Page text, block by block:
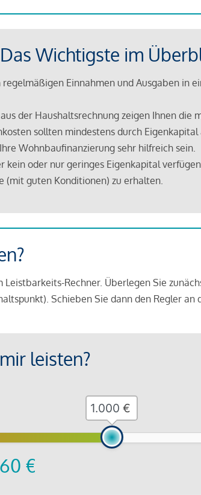
Wichtigste im
Einnahmen und Ausgaben in
der Haushaltsrechnung zeigen Ihnen
sollten mindestens durch
Wohnbaufinanzierung sehr hilfreich sein.
kein oder nur geringes Eigenkapital
(mit guten Konditionen) zu erhalten.
Rechner. Überlegen Sie
Schieben Sie dann den Regler
leisten?
€
€